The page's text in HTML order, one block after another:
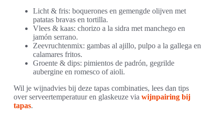
Licht & fris: boquerones en gemengde olijven met
patatas bravas en tortilla.
Vlees & kaas: chorizo a la sidra met manchego en
jamón serrano.
Zeevruchtenmix: gambas al ajillo, pulpo a la gallega en
calamares fritos.
Groente & dips: pimientos de padrón, gegrilde
aubergine en romesco of aioli.
Wil je wijnadvies bij deze tapas combinaties, lees dan tips
over serveertemperatuur en glaskeuze via wijnpairing bij
tapas.